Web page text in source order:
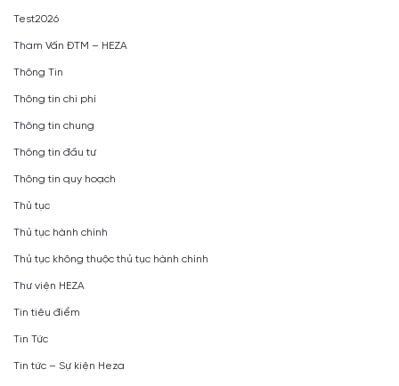
Test2026
Tham Vấn ĐTM – HEZA
Thông Tin
Thông tin chi phí
Thông tin chung
Thông tin đầu tư
Thông tin quy hoạch
Thủ tục
Thủ tục hành chính
Thủ tục không thuộc thủ tục hành chính
Thư viện HEZA
Tin tiêu điểm
Tin Tức
Tin tức – Sự kiện Heza